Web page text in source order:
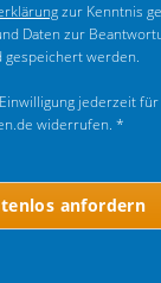
zur Kenntnis
Daten zur
werden.
jederzeit
widerrufen. *
anfordern